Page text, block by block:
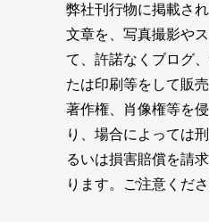
弊社刊行物に掲載さ
文章を、写真撮影や
て、許諾なくブログ
たは印刷等をして販
著作権、肖像権等を
り、場合によっては
るいは損害賠償を請
ります。ご注意くださ